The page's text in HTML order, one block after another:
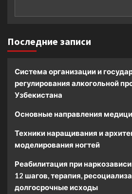
Последние записи
Система организации и
регулирования алкогольной
Узбекистана
Основные направления
Техники наращивания и
моделирования ногтей
Реабилитация при
12 шагов, терапия,
долгосрочные исходы